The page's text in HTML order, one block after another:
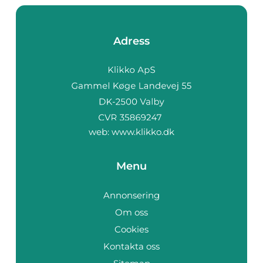
Adress
web: www.klikko.dk
Menu
Annonsering
Om oss
Cookies
Kontakta oss